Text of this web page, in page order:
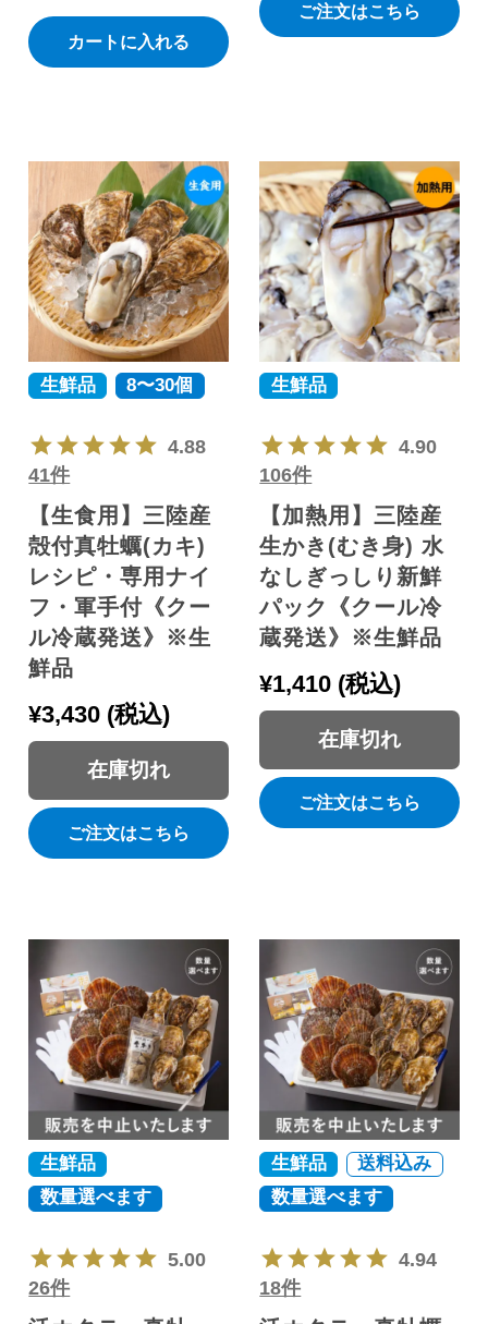
カートに入れる
ご注文はこちら
生鮮品 8〜30個
4.88
41件
【生食用】三陸産
殻付真牡蠣(カキ)
レシピ・専用ナイ
フ・軍手付《クー
ル冷蔵発送》※生
鮮品
¥3,430 税込
在庫切れ
ご注文はこちら
生鮮品
4.90
106件
【加熱用】三陸産
生かき(むき身) 水
なしぎっしり新鮮
パック《クール冷
蔵発送》※生鮮品
¥1,410 税込
在庫切れ
ご注文はこちら
生鮮品
数量選べます
5.00
26件
生鮮品
送料込み
数量選べます
4.94
18件